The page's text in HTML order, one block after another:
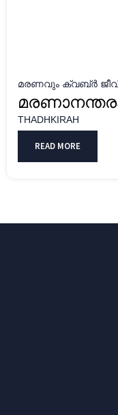
മരണവും ക്വബ്ർ
THADHKIRAH
READ MORE